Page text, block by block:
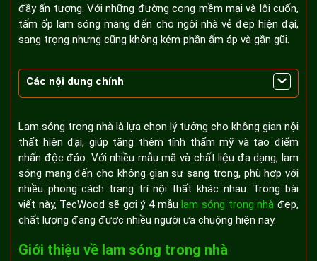
đầy ấn tượng. Với những đường cong mềm mại và lôi cuốn,
tấm ốp lam sóng mang đến cho ngôi nhà vẻ đẹp hiện đại,
sang trọng nhưng cũng không kém phần ấm áp và gần gũi.
Các nội dung chính
Giới thiệu về lam sóng trong nhà
Tính thẩm mỹ
Độ bền và khả năng ứng dụng cao
Khả năng cách âm và cách nhiệt
Gợi ý 4 mẫu lam sóng trong nhà đẹp và chất lượng
Mẫu lam sóng gỗ nhựa tông màu tự nhiên
Mẫu lam sóng tông màu ghi sáng thanh lịch
Mẫu lam sóng kết hợp với đèn led tạo hiệu ứng độc
Lam sóng trong nhà là lựa chọn lý tưởng cho không gian nội
thất hiện đại, giúp tăng thêm tính thẩm mỹ và tạo điểm
nhấn độc đáo. Với nhiều mẫu mã và chất liệu đa dạng, lam
sóng mang đến cho không gian sự sang trọng, phù hợp với
nhiều phong cách trang trí nội thất khác nhau. Trong bài
viết này, TecWood sẽ gợi ý 4 mẫulam sóng trong nhà đẹp,
chất lượng đang được nhiều người ưa chuộng hiện nay.
Giới thiệu về lam sóng trong nhà